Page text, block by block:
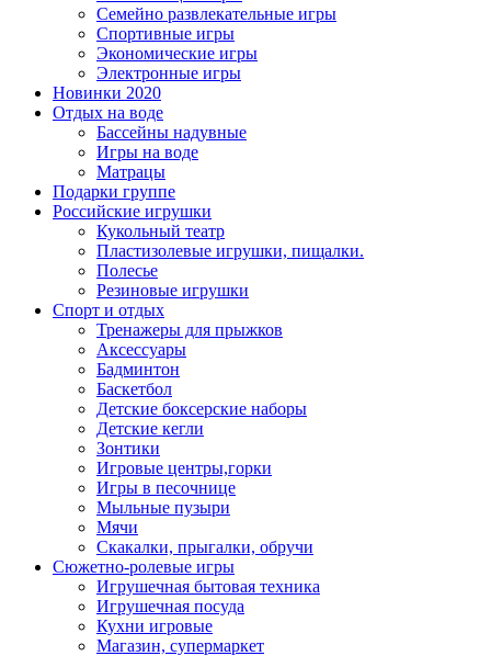
Семейно развлекательные игры
Спортивные игры
Экономические игры
Электронные игры
Новинки 2020
Отдых на воде
Бассейны надувные
Игры на воде
Матрацы
Подарки группе
Российские игрушки
Кукольный театр
Пластизолевые игрушки, пищалки.
Полесье
Резиновые игрушки
Спорт и отдых
Тренажеры для прыжков
Аксессуары
Бадминтон
Баскетбол
Детские боксерские наборы
Детские кегли
Зонтики
Игровые центры,горки
Игры в песочнице
Мыльные пузыри
Мячи
Скакалки, прыгалки, обручи
Сюжетно-ролевые игры
Игрушечная бытовая техника
Игрушечная посуда
Кухни игровые
Магазин, супермаркет